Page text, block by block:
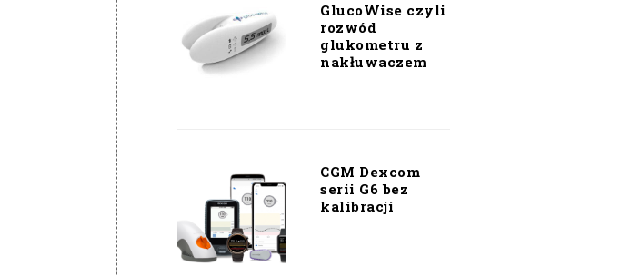
GlucoWise czyli
rozwód
glukometru z
nakłuwaczem
CGM Dexcom
serii G6 bez
kalibracji